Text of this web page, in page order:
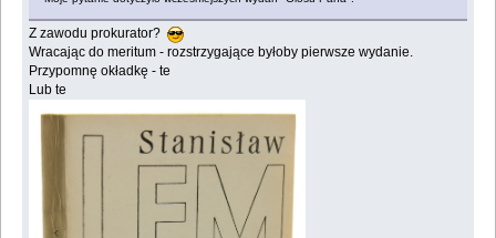
Z zawodu prokurator?
Wracając do meritum - rozstrzygające byłoby pierwsze wydanie.
Przypomnę okładkę - te
Lub te